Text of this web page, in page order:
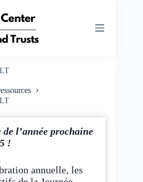
de l’année prochaine
!
annuelle, les